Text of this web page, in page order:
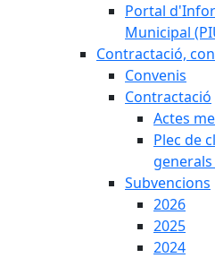
Portal
Municipal
Contractació,
Convenis
Contractació
Actes
Plec de
Subvencions
2026
2025
2024